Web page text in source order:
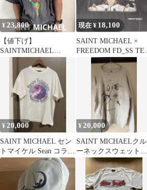
¥23,800
【値下げ】
SAINTMICHAEL
TheBeatingHeart T XXL
現在 ¥ 18,100
SAINT MICHAEL ×
FREEDOM FD_SS TEE
¥ 20,000
SAINT MICHAEL セン
トマイケル Sean コラボ
Tシャツ
¥ 20,000
SAINT MICHAELクル
ーネックスウェットア
イボリー